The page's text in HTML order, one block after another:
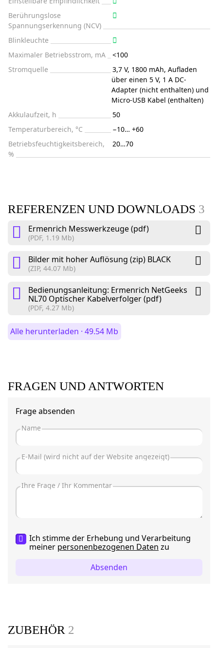
Berührungslose
Spannungserkennung (NCV)
Blinkleuchte
Maximaler Betriebsstrom, mA
<100
Stromquelle
3,7 V, 1800 mAh, Aufladen
über einen 5 V, 1 A DC-
Adapter (nicht enthalten) und
Micro-USB Kabel (enthalten)
Akkulaufzeit, h
50
Temperaturbereich, °C
−10… +60
Betriebsfeuchtigkeitsbereich,
%
20…70
REFERENZEN UND DOWNLOADS 3
Ermenrich Messwerkzeuge (pdf)
(PDF, 1.19 Mb)
Bilder mit hoher Auflösung (zip) BLACK
(ZIP, 44.07 Mb)
Bedienungsanleitung: Ermenrich NetGeeks
NL70 Optischer Kabelverfolger (pdf)
(PDF, 4.27 Mb)
Alle herunterladen · 49.54 Mb
FRAGEN UND ANTWORTEN
Frage absenden
Ich stimme der Erhebung und Verarbeitung
meiner personenbezogenen Daten zu
Absenden
ZUBEHÖR 2